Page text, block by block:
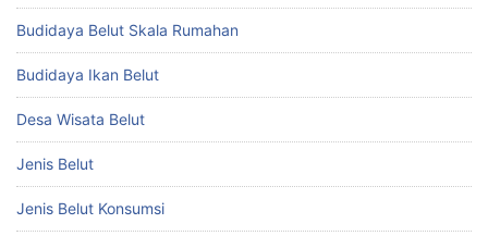
Budidaya Belut Skala Rumahan
Budidaya Ikan Belut
Desa Wisata Belut
Jenis Belut
Jenis Belut Konsumsi